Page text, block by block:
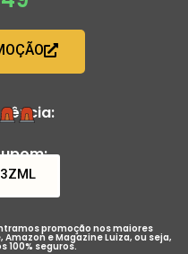
promoção nos maiores
e Magazine Luiza, ou seja,
100% seguros.